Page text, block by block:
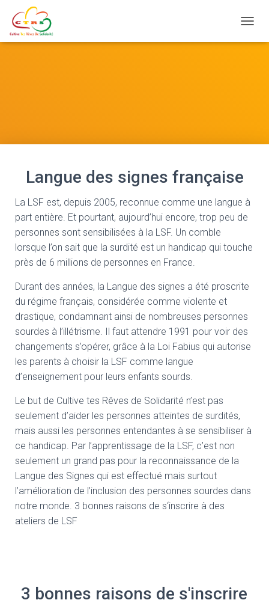
Langue des signes française
La LSF est, depuis 2005, reconnue comme une langue à
part entière. Et pourtant, aujourd’hui encore, trop peu de
personnes sont sensibilisées à la LSF. Un comble
lorsque l’on sait que la surdité est un handicap qui touche
près de 6 millions de personnes en France.
Durant des années, la Langue des signes a été proscrite
du régime français, considérée comme violente et
drastique, condamnant ainsi de nombreuses personnes
sourdes à l’illétrisme. Il faut attendre 1991 pour voir des
changements s’opérer, grâce à la Loi Fabius qui autorise
les parents à choisir la LSF comme langue
d’enseignement pour leurs enfants sourds.
Le but de Cultive tes Rêves de Solidarité n’est pas
seulement d’aider les personnes atteintes de surdités,
mais aussi les personnes entendantes à se sensibiliser à
ce handicap. Par l’apprentissage de la LSF, c’est non
seulement un grand pas pour la reconnaissance de la
Langue des Signes qui est effectué mais surtout
l’amélioration de l’inclusion des personnes sourdes dans
notre monde. 3 bonnes raisons de s‘inscrire à des
ateliers de LSF
3 bonnes raisons de s'inscrire